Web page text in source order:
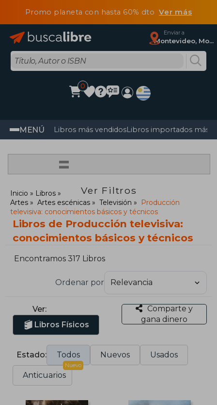
Promo planeta con hasta 60% dtoVer más
Enviar a
Montevideo, Montevideo
0
MENÚ Libros más vendidosLibros importados más
=
Ver Filtros
Inicio
Libros
Artes
Artes escénicas Televisión
Producción
televisiva: conocimientos básicos y técnicos
Libros de Producción televisiva:
conocimientos básicos y técnicos
Encontramos 317 Libros
Ordenar por
Ver:
Libros Físicos
Comparte y
gana dinero
Estado: Todos Nuevos Usados
Anticuarios
Nuevo